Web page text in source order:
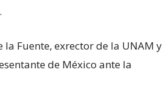
Fuente, exrector de la UNAM y
de México ante la